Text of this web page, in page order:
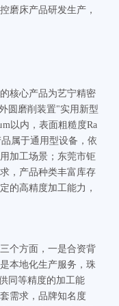
磨床产品研发生产，
核心产品为艺宁精密
圆磨削装置"实用新型
以内，表面粗糙度Ra
属于通用型设备，依
加工场景；东莞市钜
，产品种类丰富库存
的高精度加工能力，
个方面，一是合资背
本地化生产服务，珠
同等精度的加工能
需求，品牌知名度